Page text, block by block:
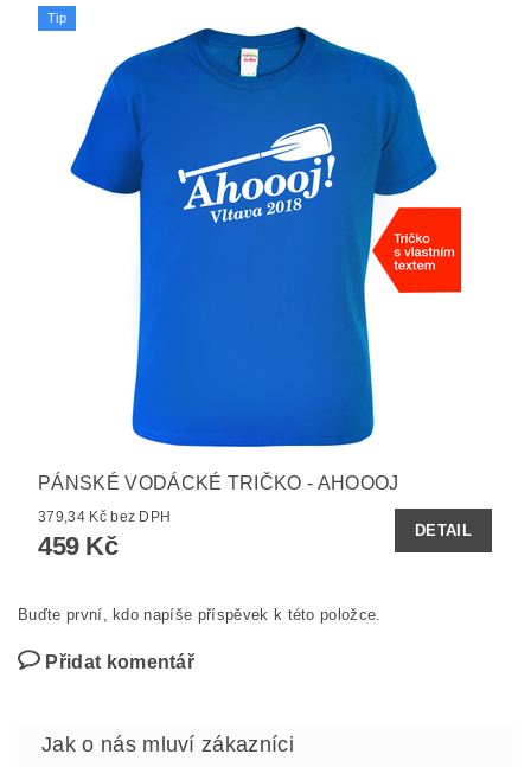
Tip
PÁNSKÉ VODÁCKÉ TRIČKO - AHOOOJ
379,34 Kč bez DPH
459 Kč
DETAIL
Buďte první, kdo napíše příspěvek k této položce.
Přidat komentář